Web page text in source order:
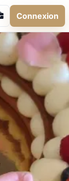
Connexion